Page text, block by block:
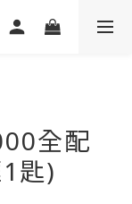
全配
匙)